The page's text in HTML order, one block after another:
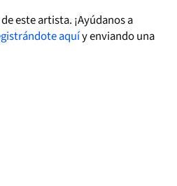
este artista. ¡Ayúdanos a
aquíy enviando una